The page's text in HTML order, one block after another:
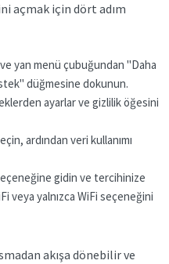
açmak için dört adım
yan menü çubuğundan "Daha
düğmesine dokunun.
ayarlar ve gizlilik öğesini
ardından veri kullanımı
gidin ve tercihinize
veya yalnızca WiFi seçeneğini
akışa dönebilir ve